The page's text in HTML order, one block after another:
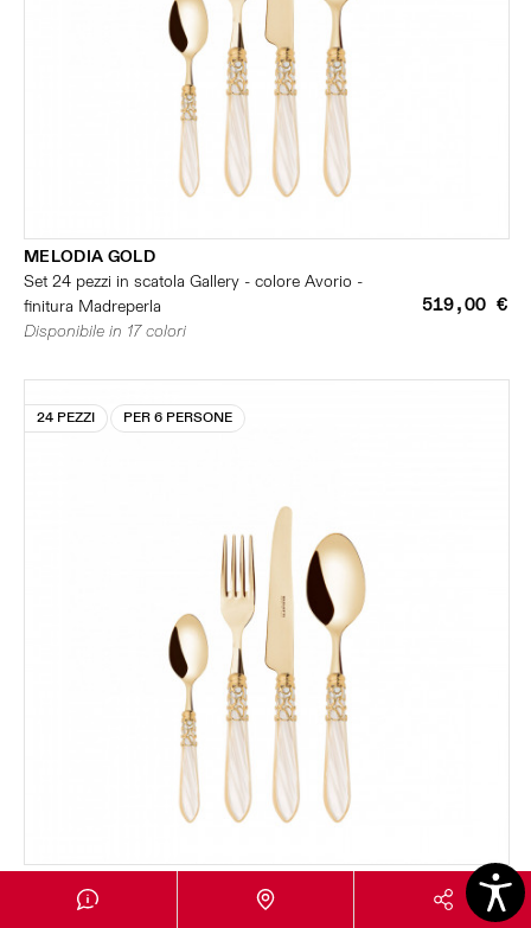
MELODIA GOLD
Set 24 pezzi in scatola Gallery - colore Avorio -
finitura Madreperla
519,00 €
Disponibile in 17 colori
24 PEZZI PER 6 PERSONE
Set 24 pezzi in scatola Gallery - colore Avorio -